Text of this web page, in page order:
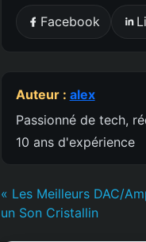
Facebook
Auteur : alex
Passionné de tech,
10 ans d'expérience
« Les Meilleurs DAC/
un Son Cristallin